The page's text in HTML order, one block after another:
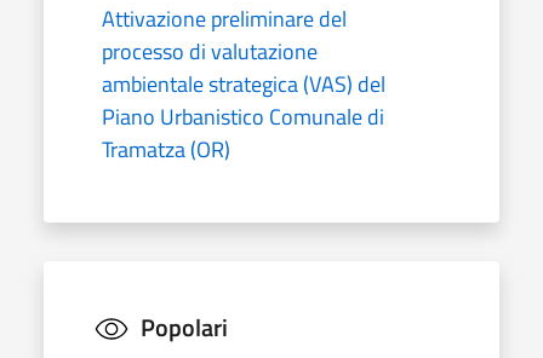
Attivazione preliminare del
processo di valutazione
ambientale strategica (VAS) del
Piano Urbanistico Comunale di
Tramatza (OR)
Popolari